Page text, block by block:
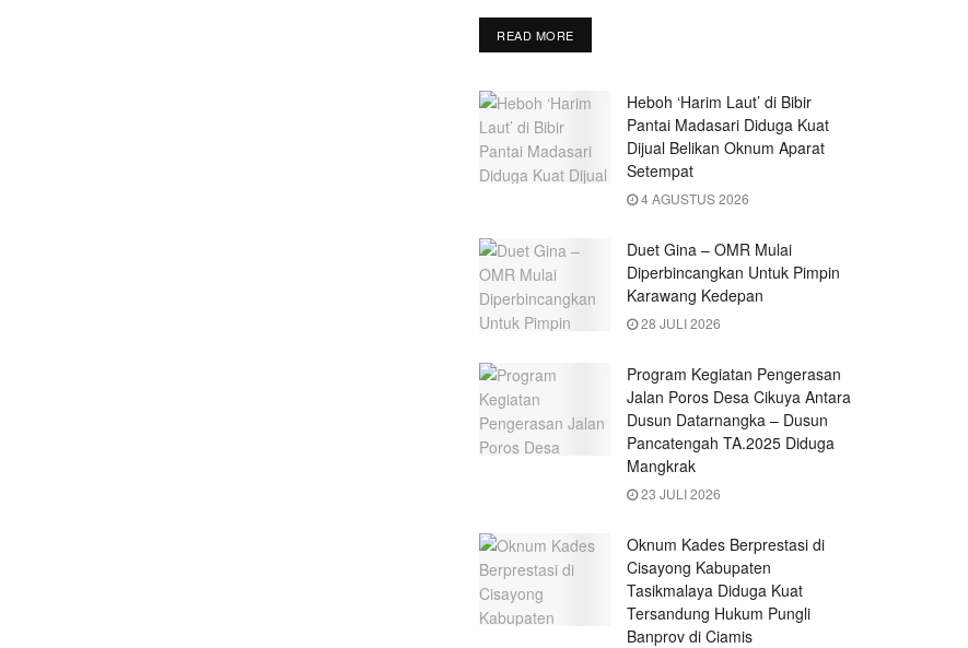
READ MORE
Heboh ‘Harim Laut’ di Bibir
Pantai Madasari Diduga Kuat
Dijual Belikan Oknum Aparat
Setempat
4 AGUSTUS 2026
Duet Gina – OMR Mulai
Diperbincangkan Untuk Pimpin
Karawang Kedepan
28 JULI 2026
Program Kegiatan Pengerasan
Jalan Poros Desa Cikuya Antara
Dusun Datarnangka – Dusun
Pancatengah TA.2025 Diduga
Mangkrak
23 JULI 2026
Oknum Kades Berprestasi di
Cisayong Kabupaten
Tasikmalaya Diduga Kuat
Tersandung Hukum Pungli
Banprov di Ciamis